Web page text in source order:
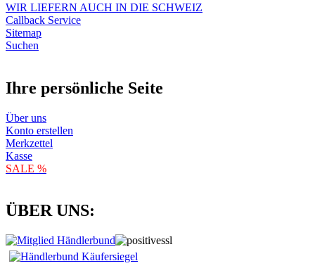
WIR LIEFERN AUCH IN DIE SCHWEIZ
Callback Service
Sitemap
Suchen
Ihre persönliche Seite
Über uns
Konto erstellen
Merkzettel
Kasse
SALE %
ÜBER UNS: